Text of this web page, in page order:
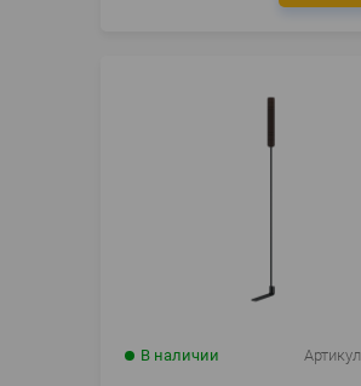
В наличии Артикул